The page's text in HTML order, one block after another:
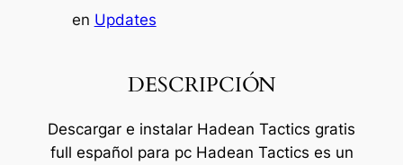
en Updates
DESCRIPCIÓN
Descargar e instalar Hadean Tactics gratis
full español para pc Hadean Tactics es un